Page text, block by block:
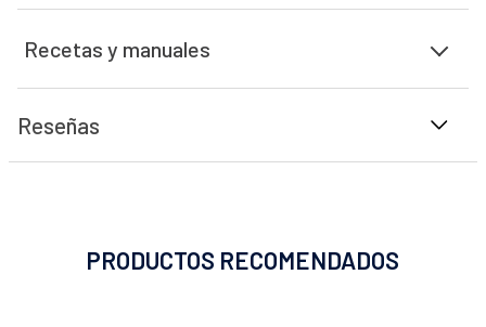
Recetas y manuales
Reseñas
PRODUCTOS RECOMENDADOS